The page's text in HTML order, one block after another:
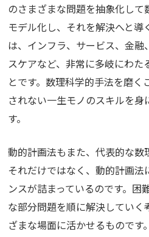
のさまざまな問題を抽象化し
モデル化し、それを解決へと導
は、インフラ、サービス、金
スケアなど、非常に多岐にわた
とです。数理科学的手法を磨
されない一生モノのスキルを
す。
動的計画法もまた、代表的な数
それだけではなく、動的計画
ンスが詰まっているのです。困
な部分問題を順に解決していく
ざまな場面に活かせるものです。